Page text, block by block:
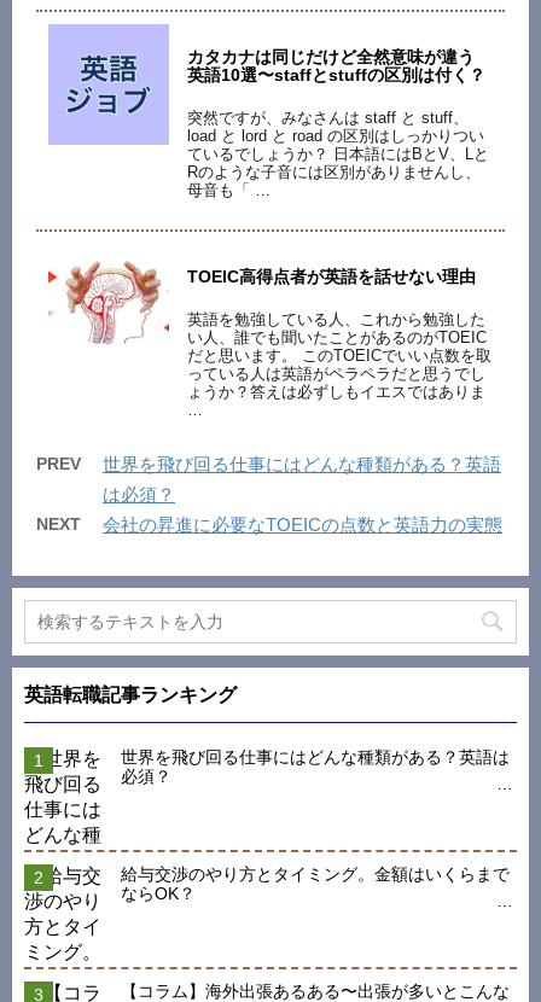
カタカナは同じだけど全然意味が違う
英語10選〜staffとstuffの区別は付く？
突然ですが、みなさんは staff と stuff、
load と lord と road の区別はしっかりつい
ているでしょうか？ 日本語にはBとV、Lと
Rのような子音には区別がありませんし、
母音も「 …
TOEIC高得点者が英語を話せない理由
英語を勉強している人、これから勉強した
い人、誰でも聞いたことがあるのがTOEIC
だと思います。 このTOEICでいい点数を取
っている人は英語がペラペラだと思うでし
ょうか？答えは必ずしもイエスではありま
PREV
世界を飛び回る仕事にはどんな種類がある？英語
は必須？
NEXT 会社の昇進に必要なTOEICの点数と英語力の実態
英語転職記事ランキング
世界を飛び回る仕事にはどんな種類がある？英語は
必須？
給与交渉のやり方とタイミング。金額はいくらまで
ならOK？
【コラム】海外出張あるある〜出張が多いとこんな